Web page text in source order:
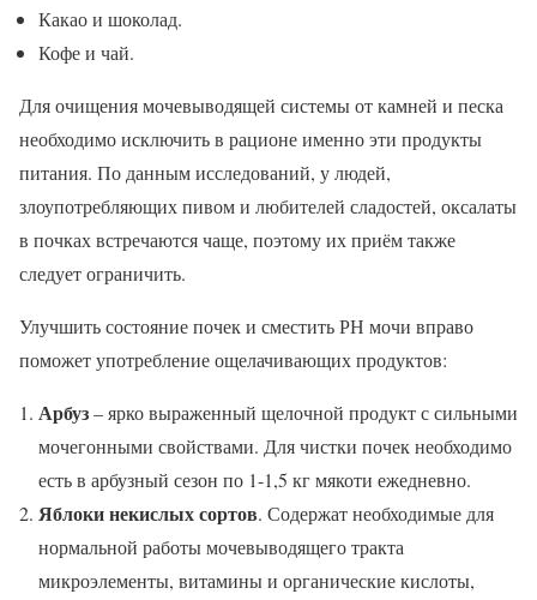
Какао и шоколад.
Кофе и чай.
Для очищения мочевыводящей системы от камней и песка
необходимо исключить в рационе именно эти продукты
питания. По данным исследований, у людей,
злоупотребляющих пивом и любителей сладостей, оксалаты
в почках встречаются чаще, поэтому их приём также
следует ограничить.
Улучшить состояние почек и сместить РН мочи вправо
поможет употребление ощелачивающих продуктов:
Арбуз– ярко выраженный щелочной продукт с сильными
мочегонными свойствами. Для чистки почек необходимо
есть в арбузный сезон по 1-1,5 кг мякоти ежедневно.
Яблоки некислых сортов. Содержат необходимые для
нормальной работы мочевыводящего тракта
микроэлементы, витамины и органические кислоты,